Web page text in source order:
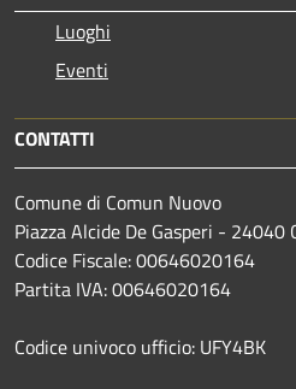
Luoghi
Eventi
CONTATTI
Comune di Comun Nuovo
Piazza Alcide De Gasperi - 24040
Codice Fiscale: 00646020164
Partita IVA: 00646020164
Codice univoco ufficio: UFY4BK